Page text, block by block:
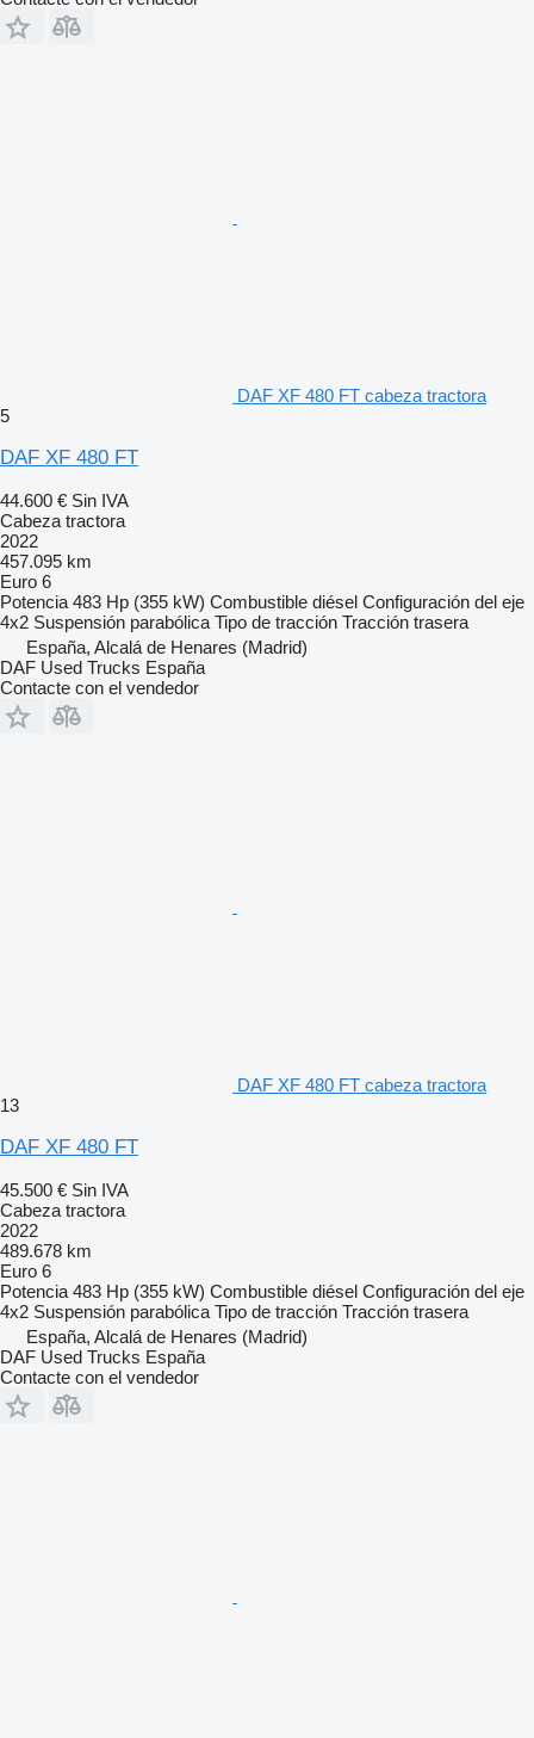
Posición depósito combustible: Depósitos de combustible
izquierdo y derecho
DAF XF 480 FT cabeza tractora
5
DAF XF 480 FT
44.600 € Sin IVA
Cabeza tractora
2022
457.095 km
Euro 6
Potencia 483 Hp (355 kW) Combustible diésel Configuración del eje
4x2 Suspensión parabólica Tipo de tracción Tracción trasera
España, Alcalá de Henares (Madrid)
DAF Used Trucks España
Contacte con el vendedor
DAF XF 480 FT cabeza tractora
13
DAF XF 480 FT
45.500 € Sin IVA
Cabeza tractora
2022
489.678 km
Euro 6
Potencia 483 Hp (355 kW) Combustible diésel Configuración del eje
4x2 Suspensión parabólica Tipo de tracción Tracción trasera
España, Alcalá de Henares (Madrid)
DAF Used Trucks España
Contacte con el vendedor